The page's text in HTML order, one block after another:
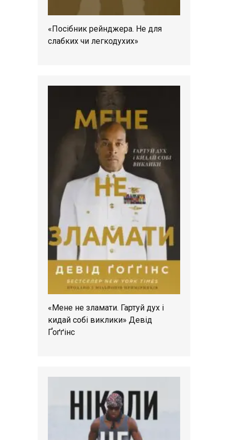
«Посібник рейнджера. Не для
слабких чи легкодухих»
«Мене не зламати. Гартуй дух і
кидай собі виклики» Девід
Ґоґґінс